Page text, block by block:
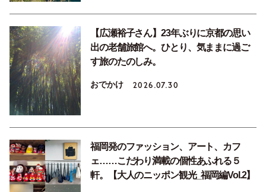
【広瀬裕子さん】23年ぶりに京都の思い
出の老舗旅館へ。ひとり、気ままに過ご
す旅のたのしみ。
おでかけ 2026.07.30
福岡発のファッション、アート、カフ
ェ……こだわり満載の個性あふれる５
軒。【大人のニッポン観光_福岡編Vol.2】